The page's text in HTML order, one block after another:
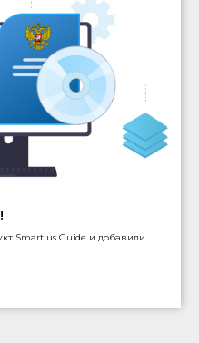
Smartius Guide и добавили